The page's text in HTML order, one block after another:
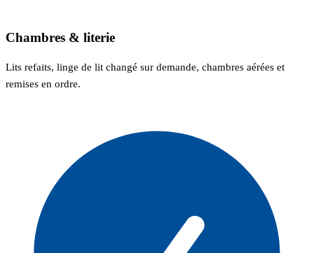
Chambres & literie
Lits refaits, linge de lit changé sur demande, chambres aérées et
remises en ordre.